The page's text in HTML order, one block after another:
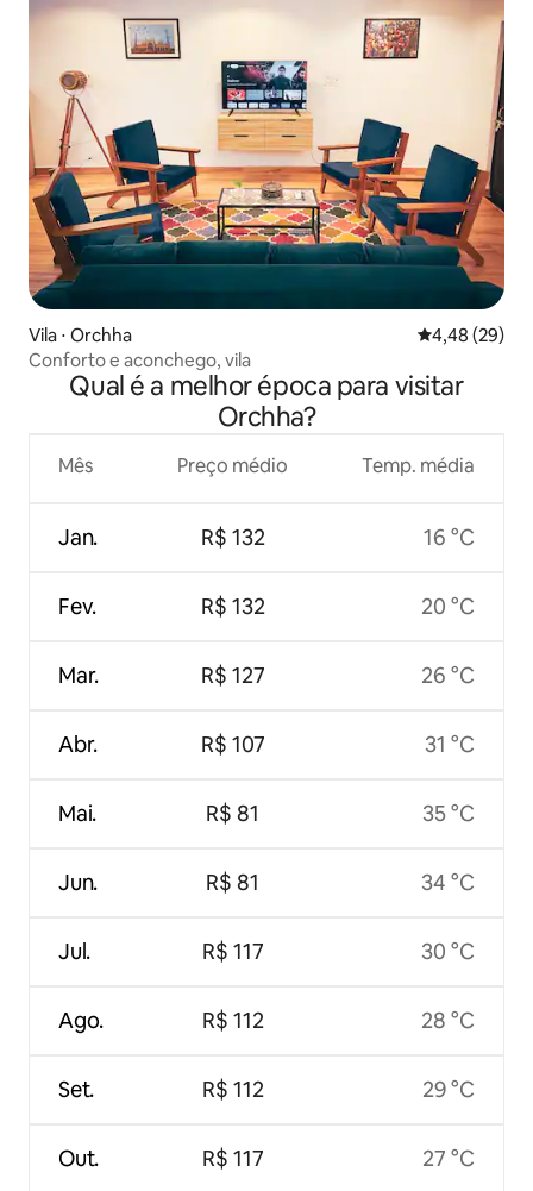
Vila ⋅ Orchha 4,48 de uma
4,48 (29)
Conforto e aconchego, vila
Qual é a melhor época para visitar
Orchha?
Mês
Jan.
Fev.
Mar.
Abr.
Mai.
Jun.
Jul.
Ago.
Set.
Out.
Preço médio
R$ 132
R$ 132
R$ 127
R$ 107
R$ 81
R$ 81
R$ 117
R$ 112
R$ 112
R$ 117
Temp. média
16 °C
20 °C
26 °C
31 °C
35 °C
34 °C
30 °C
28 °C
29 °C
27 °C